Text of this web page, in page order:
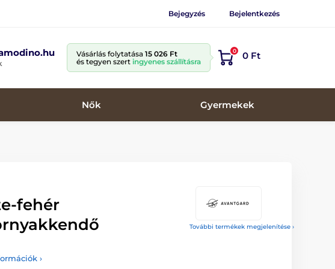
Bejegyzés Bejelentkezés
Vásárlás folytatása 15 026 Ft
és tegyen szert ingyenes szállításra
0 0 Ft
Nők Gyermekek
További termékek megjelenítése ›
fehér
›